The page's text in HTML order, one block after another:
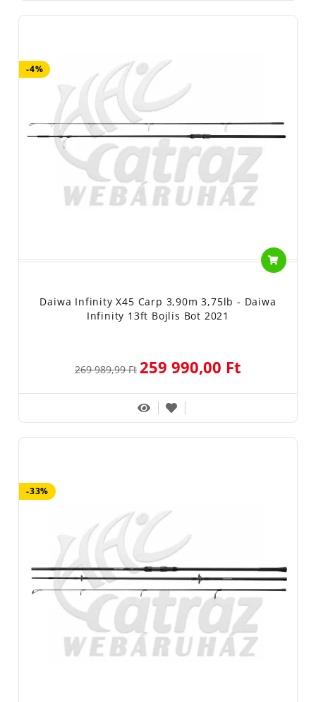
-4%
Daiwa Infinity X45 Carp 3,90m 3,75lb - Daiwa
Infinity 13ft Bojlis Bot 2021
269 989,99 Ft 259 990,00 Ft
-33%